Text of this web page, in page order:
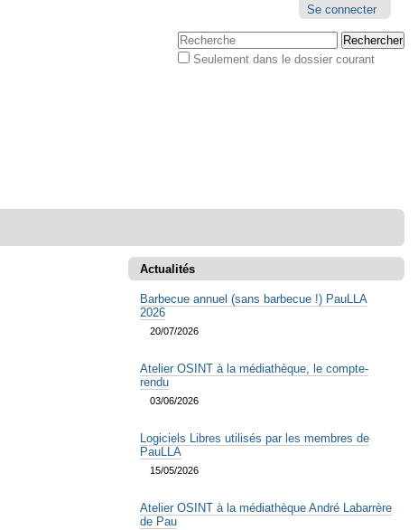
personnels
Se connecter
Chercher par
Seulement dans le dossier courant
Actualités
Barbecue annuel (sans barbecue !) PauLLA
2026
20/07/2026
Atelier OSINT à la médiathèque, le compte-
rendu
03/06/2026
Logiciels Libres utilisés par les membres de
PauLLA
15/05/2026
Atelier OSINT à la médiathèque André Labarrère
de Pau